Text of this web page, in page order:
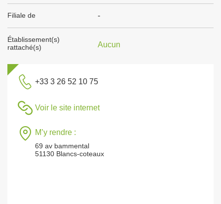
Filiale de -
Établissement(s)
rattaché(s)
Aucun
+33 3 26 52 10 75
Voir le site internet
M’y rendre :
69 av bammental
51130 Blancs-coteaux